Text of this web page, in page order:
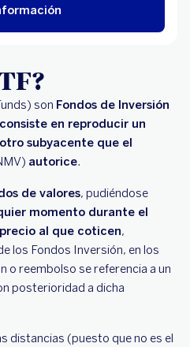
son Fondos de Inversión
en reproducir un
subyacente que el
autorice.
de valores, pudiéndose
momento durante el
precio al que coticen,
los Fondos Inversión, en los
o reembolso se referencia a un
posterioridad a dicha
distancias (puesto que no es el